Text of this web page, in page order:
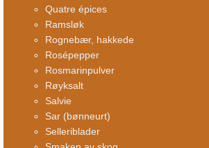
Quatre épices
Ramsløk
Rognebær, hakkede
Rosépepper
Rosmarinpulver
Røyksalt
Salvie
Sar (bønneurt)
Selleriblader